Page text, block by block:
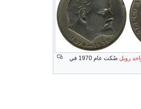
روبل
صُكت عام 1970 في